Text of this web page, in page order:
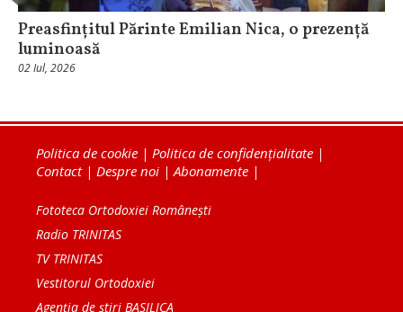
Preasfințitul Părinte Emilian Nica, o prezență
luminoasă
02 Iul, 2026
Politica de cookie | Politica de confidențialitate |
Contact| Despre noi | Abonamente |
Fototeca Ortodoxiei Românești
Radio TRINITAS
TV TRINITAS
Vestitorul Ortodoxiei
Agenţia de ştiri BASILICA